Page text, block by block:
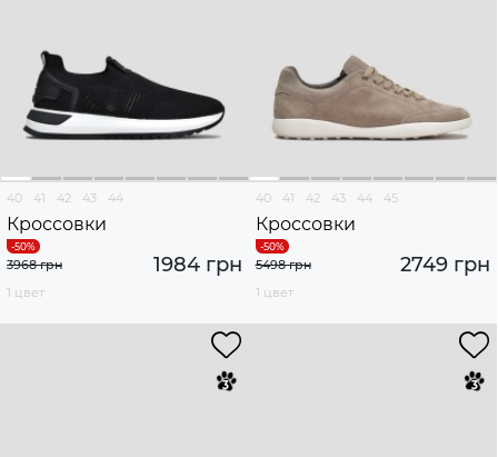
40 41 42 43 44
Кроссовки
1984 грн
3968 грн
1 цвет
40 41 42 43 44 45
Кроссовки
2749 грн
5498 грн
1 цвет